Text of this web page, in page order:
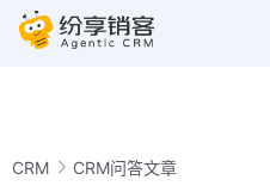
CRM CRM问答文章